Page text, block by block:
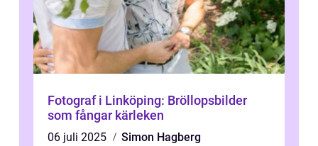
Fotograf i Linköping: Bröllopsbilder
som fångar kärleken
06 juli 2025
Simon Hagberg